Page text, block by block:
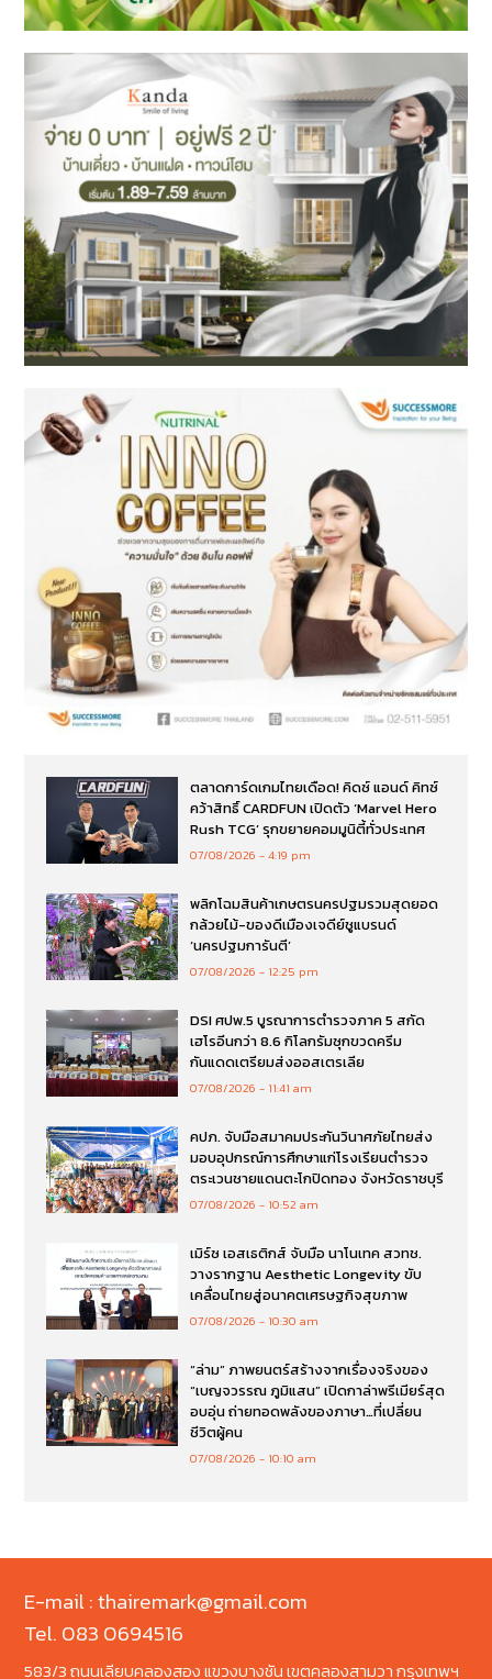
ตลาดการ์ดเกมไทยเดือด! คิดซ์ แอนด์ คิทซ์
คว้าสิทธิ์ CARDFUN เปิดตัว ‘Marvel Hero
Rush TCG’ รุกขยายคอมมูนิตี้ทั่วประเทศ
07/08/2026 4:19 pm
พลิกโฉมสินค้าเกษตรนครปฐมรวมสุดยอด
กล้วยไม้-ของดีเมืองเจดีย์ชูแบรนด์
‘นครปฐมการันตี’
07/08/2026 12:25 pm
DSI ศปพ.5 บูรณาการตำรวจภาค 5 สกัด
เฮโรอีนกว่า 8.6 กิโลกรัมซุกขวดครีม
กันแดดเตรียมส่งออสเตรเลีย
07/08/2026 11:41 am
คปภ. จับมือสมาคมประกันวินาศภัยไทยส่ง
มอบอุปกรณ์การศึกษาแก่โรงเรียนตำรวจ
ตระเวนชายแดนตะโกปิดทอง จังหวัดราชบุรี
07/08/2026 10:52 am
เมิร์ซ เอสเธติกส์ จับมือ นาโนเทค สวทช.
วางรากฐาน Aesthetic Longevity ขับ
เคลื่อนไทยสู่อนาคตเศรษฐกิจสุขภาพ
07/08/2026 10:30 am
“ล่าม” ภาพยนตร์สร้างจากเรื่องจริงของ
“เบญจวรรณ ภูมิแสน” เปิดกาล่าพรีเมียร์สุด
อบอุ่น ถ่ายทอดพลังของภาษา…ที่เปลี่ยน
ชีวิตผู้คน
07/08/2026 10:10 am
E-mail : thairemark@gmail.com
Tel. 083 0694516
583/3 ถนนเลียบคลองสอง แขวงบางชัน เขตคลองสามวา กรุงเทพฯ